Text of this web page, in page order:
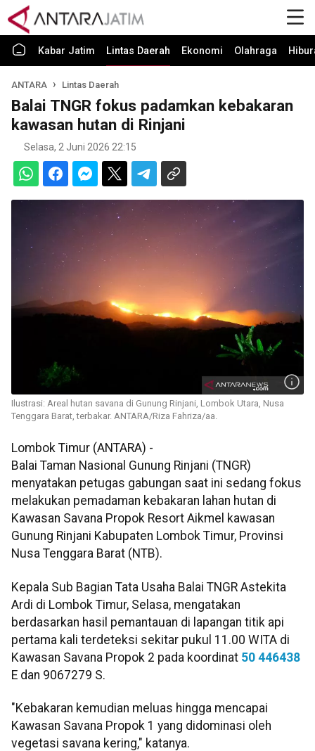
Kabar Jatim Lintas Daerah Ekonomi Olahraga
ANTARA Lintas Daerah
Balai TNGR fokus padamkan kebakaran
kawasan hutan di Rinjani
Selasa, 2 Juni 2026 22:15
Ilustrasi: Areal hutan savana di Gunung Rinjani, Lombok Utara, Nusa
Tenggara Barat, terbakar. ANTARA/Riza Fahriza/aa.
Lombok Timur (ANTARA) -
Balai Taman Nasional Gunung Rinjani (TNGR)
menyatakan petugas gabungan saat ini sedang fokus
melakukan pemadaman kebakaran lahan hutan di
Kawasan Savana Propok Resort Aikmel kawasan
Gunung Rinjani Kabupaten Lombok Timur, Provinsi
Nusa Tenggara Barat (NTB).
Kepala Sub Bagian Tata Usaha Balai TNGR Astekita
Ardi di Lombok Timur, Selasa, mengatakan
berdasarkan hasil pemantauan di lapangan titik api
pertama kali terdeteksi sekitar pukul 11.00 WITA di
Kawasan Savana Propok 2 pada koordinat 50 446438
E dan 9067279 S.
"Kebakaran kemudian meluas hingga mencapai
Kawasan Savana Propok 1 yang didominasi oleh
vegetasi savana kering," katanya.